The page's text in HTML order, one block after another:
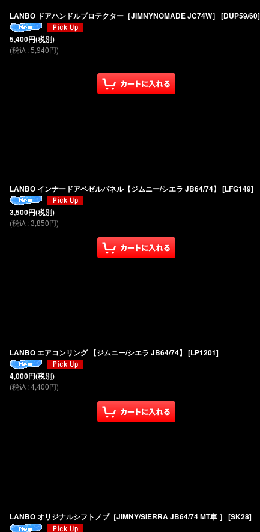
LANBO ドアハンドルプロテクター［JIMNYNOMADE JC74W］ [DUP59/60]
5,400円(税別)
(税込:5,940円)
LANBO インナードアベゼルパネル【ジムニー/シエラ JB64/74】 [LFG149]
3,500円(税別)
(税込:3,850円)
LANBO エアコンリング 【ジムニー/シエラ JB64/74】 [LP1201]
4,000円(税別)
(税込:4,400円)
LANBO オリジナルシフトノブ［JIMNY/SIERRA JB64/74 MT車 ］ [SK28]